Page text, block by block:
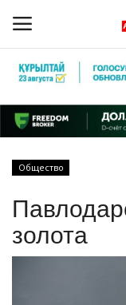
Главная
ПАВЛОДАРСКАЯ
Общество
золота